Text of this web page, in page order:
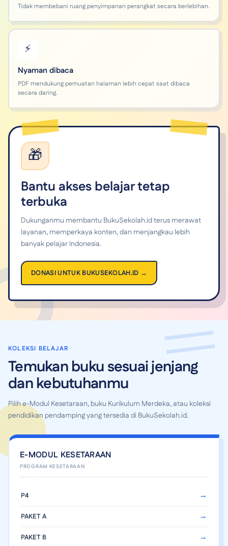
Tidak membebani ruang penyimpanan perangkat secara berlebihan.
⚡
Nyaman dibaca
PDF mendukung pemuatan halaman lebih cepat saat dibaca
secara daring.
🎁
Bantu akses belajar tetap
terbuka
Dukunganmu membantu BukuSekolah.id terus merawat
layanan, memperkaya konten, dan menjangkau lebih
banyak pelajar Indonesia.
DONASI UNTUK BUKUSEKOLAH.ID →
KOLEKSI BELAJAR
Temukan buku sesuai jenjang
dan kebutuhanmu
Pilih e-Modul Kesetaraan, buku Kurikulum Merdeka, atau koleksi
pendidikan pendamping yang tersedia di BukuSekolah.id.
E-MODUL KESETARAAN
P4
PAKET A
PAKET B